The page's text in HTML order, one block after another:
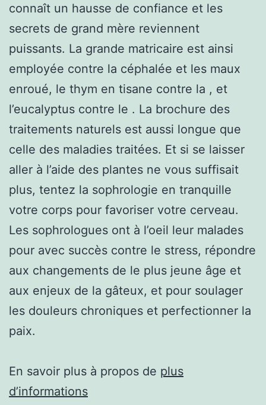
connaît un hausse de confiance et les
secrets de grand mère reviennent
puissants. La grande matricaire est ainsi
employée contre la céphalée et les maux
enroué, le thym en tisane contre la , et
l’eucalyptus contre le . La brochure des
traitements naturels est aussi longue que
celle des maladies traitées. Et si se laisser
aller à l’aide des plantes ne vous suffisait
plus, tentez la sophrologie en tranquille
votre corps pour favoriser votre cerveau.
Les sophrologues ont à l’oeil leur malades
pour avec succès contre le stress, répondre
aux changements de le plus jeune âge et
aux enjeux de la gâteux, et pour soulager
les douleurs chroniques et perfectionner la
paix.
En savoir plus à propos de plus
d’informations